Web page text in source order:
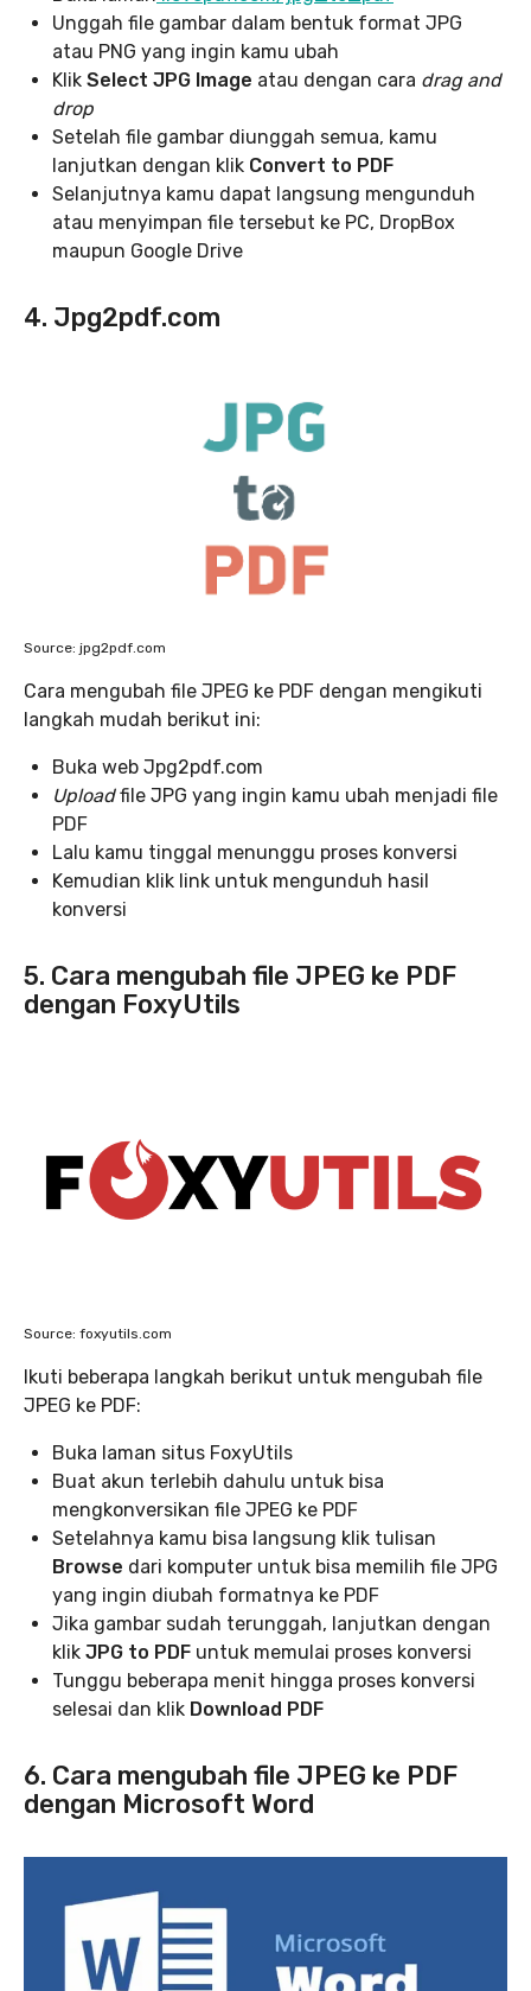
Unggah file gambar dalam bentuk format JPG
atau PNG yang ingin kamu ubah
Klik Select JPG Image atau dengan cara drag and
drop
Setelah file gambar diunggah semua, kamu
lanjutkan dengan klik Convert to PDF
Selanjutnya kamu dapat langsung mengunduh
atau menyimpan file tersebut ke PC, DropBox
maupun Google Drive
4. Jpg2pdf.com
Source: jpg2pdf.com
Cara mengubah file JPEG ke PDF dengan mengikuti
langkah mudah berikut ini:
Buka web Jpg2pdf.com
Uploadfile JPG yang ingin kamu ubah menjadi file
PDF
Lalu kamu tinggal menunggu proses konversi
Kemudian klik link untuk mengunduh hasil
konversi
5. Cara mengubah file JPEG ke PDF
dengan FoxyUtils
Source: foxyutils.com
Ikuti beberapa langkah berikut untuk mengubah file
JPEG ke PDF:
Buka laman situs FoxyUtils
Buat akun terlebih dahulu untuk bisa
mengkonversikan file JPEG ke PDF
Setelahnya kamu bisa langsung klik tulisan
Browse dari komputer untuk bisa memilih file JPG
yang ingin diubah formatnya ke PDF
Jika gambar sudah terunggah, lanjutkan dengan
klik JPG to PDF untuk memulai proses konversi
Tunggu beberapa menit hingga proses konversi
selesai dan klik Download PDF
6. Cara mengubah file JPEG ke PDF
dengan Microsoft Word